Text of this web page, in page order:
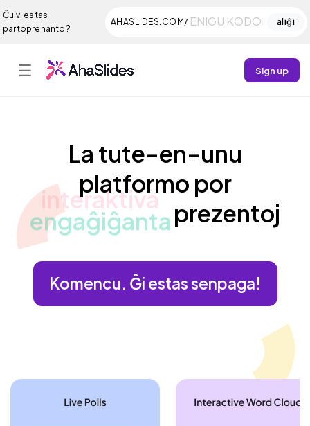
Ĉu vi estas
partoprenanto?
AHASLIDES.COM/ aliĝi
☰ Sign up
La tute-en-unu
platformo por
engaĝiĝantaprezentoj
Komencu. Ĝi estas senpaga!